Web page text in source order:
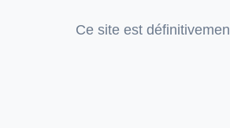
Ce site est